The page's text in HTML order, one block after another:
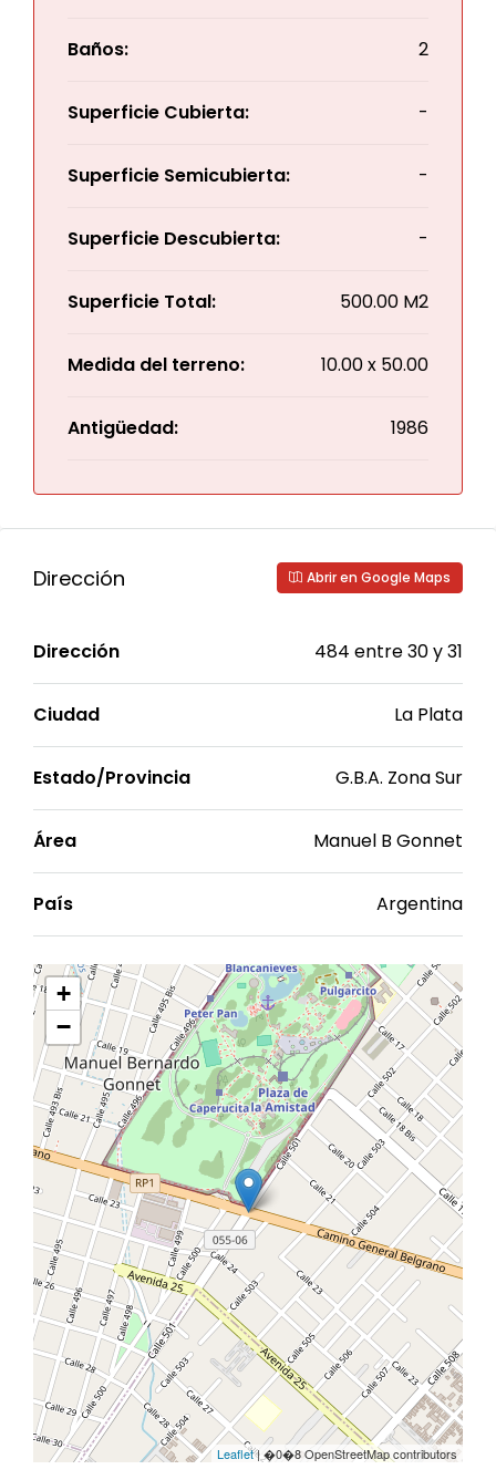
Baños: 2
Superficie Cubierta: -
Superficie Semicubierta: -
Superficie Descubierta: -
Superficie Total: 500.00 M2
Medida del terreno: 10.00 x 50.00
Antigüedad: 1986
Dirección Abrir en Google Maps
Dirección 484 entre 30 y 31
Ciudad La Plata
Estado/Provincia G.B.A. Zona Sur
Área Manuel B Gonnet
País Argentina
+
−
Leaflet| �0�8 OpenStreetMap contributors